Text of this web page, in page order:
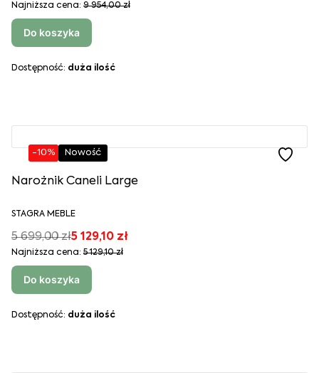
Najniższa cena: 9 954,00 zł
Do koszyka
Dostępność: duża ilość
-10% Nowość
Narożnik Caneli Large
STAGRA MEBLE
5 699,00 zł5 129,10 zł
Najniższa cena: 5 129,10 zł
Do koszyka
Dostępność: duża ilość